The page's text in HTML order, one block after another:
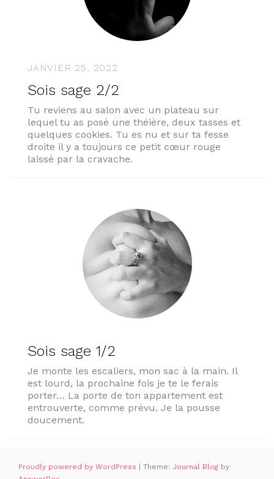
JANVIER 25, 2022
Sois sage 2/2
Tu reviens au salon avec un plateau sur
lequel tu as posé une théière, deux tasses et
quelques cookies. Tu es nu et sur ta fesse
droite il y a toujours ce petit cœur rouge
laissé par la cravache.
Sois sage 1/2
Je monte les escaliers, mon sac à la main. Il
est lourd, la prochaine fois je te le ferais
porter… La porte de ton appartement est
entrouverte, comme prévu. Je la pousse
doucement.
Proudly powered by WordPress Theme: Journal Blog by